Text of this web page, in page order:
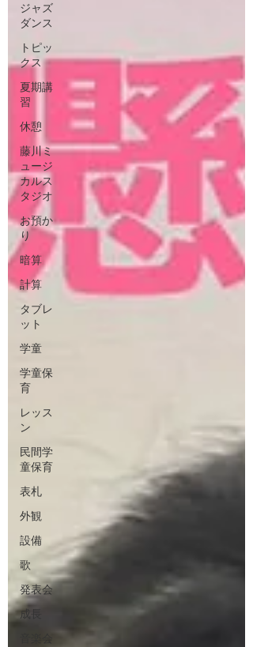
ジャズ
ダンス
トピッ
クス
夏期講
習
休憩
藤川ミ
ュージ
カルス
タジオ
お預か
り
暗算
計算
タブレ
ット
学童
学童保
育
レッス
ン
民間学
童保育
表札
外観
設備
歌
発表会
成長